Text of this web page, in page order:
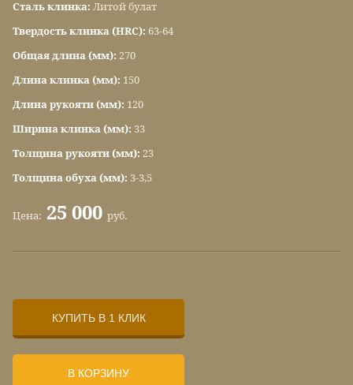
Сталь клинка: Литой булат
Твердость клинка (HRC): 63-64
Общая длина (мм): 270
Длина клинка (мм): 150
Длина рукояти (мм): 120
Ширина клинка (мм): 33
Толщина рукояти (мм): 23
Толщина обуха (мм): 3-3,5
Цена: 25 000 руб.
КУПИТЬ В 1 КЛИК
В КОРЗИНУ